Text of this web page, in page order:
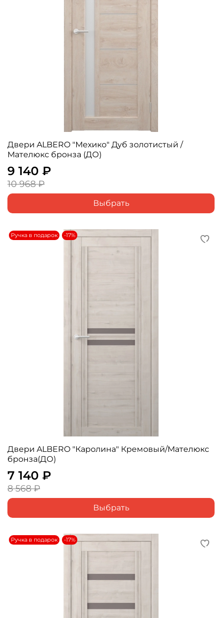
Двери ALBERO "Мехико" Дуб золотистый /
Мателюкс бронза (ДО)
9 140 ₽
10 968 ₽
Выбрать
Ручка в подарок -17%
Двери ALBERO "Каролина" Кремовый/Мателюкс
бронза(ДО)
7 140 ₽
8 568 ₽
Выбрать
Ручка в подарок -17%